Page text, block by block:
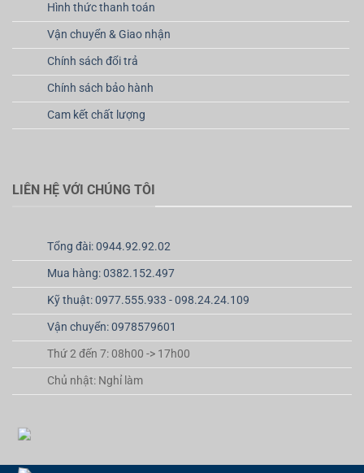
Hình thức thanh toán
Vận chuyển & Giao nhận
Chính sách đổi trả
Chính sách bảo hành
Cam kết chất lượng
LIÊN HỆ VỚI CHÚNG TÔI
Tổng đài: 0944.92.92.02
Mua hàng: 0382.152.497
Kỹ thuật: 0977.555.933 - 098.24.24.109
Vận chuyển: 0978579601
Thứ 2 đến 7: 08h00 -> 17h00
Chủ nhật: Nghỉ làm